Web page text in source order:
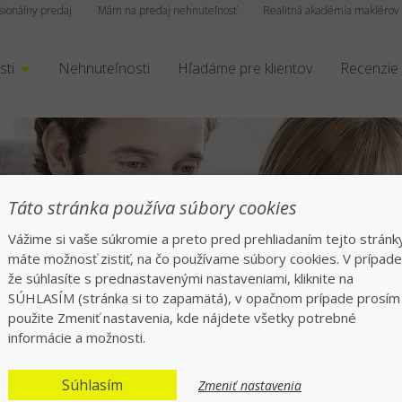
Realitná akadémia maklérov
Mám na predaj nehnuteľnosť
predaj
Nehnuteľnosti Hľadáme pre klientov Recenzie
a rýchly
Jednotka v realitách na slovenskom trhu
Táto stránka používa súbory cookies
Vážime si vaše súkromie a preto pred prehliadaním tejto
máte možnosť zistiť, na čo používame súbory cookies. V
že súhlasíte s prednastavenými nastaveniami, kliknite na
SÚHLASÍM (stránka si to zapamätá), v opačnom prípade prosím
použite Zmeniť nastavenia, kde nájdete všetky potrebné
informácie a možnosti.
Súhlasím Zmeniť nastavenia